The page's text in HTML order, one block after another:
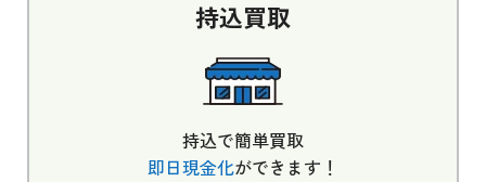
持込買取
持込で簡単買取
即日現金化ができます！